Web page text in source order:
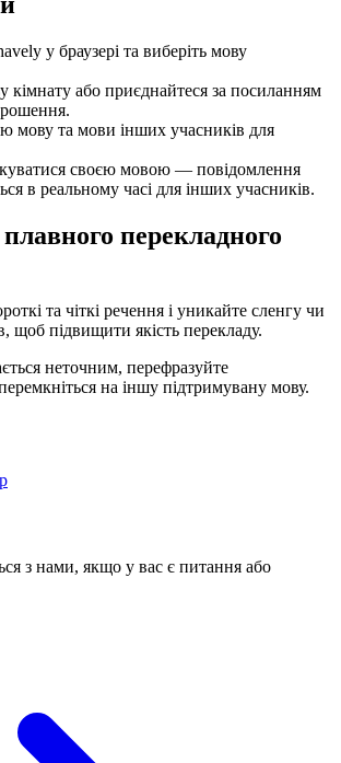
у браузері та виберіть мову
кімнату або приєднайтеся за посиланням
мову та мови інших учасників для
своєю мовою — повідомлення
в реальному часі для інших учасників.
перекладного
та чіткі речення і уникайте сленгу чи
щоб підвищити якість перекладу.
неточним, перефразуйте
на іншу підтримувану мову.
з нами, якщо у вас є питання або